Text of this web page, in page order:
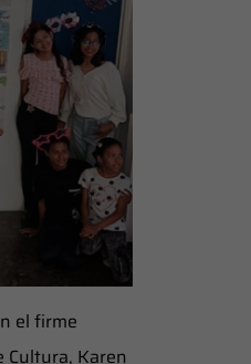
el firme
Cultura, Karen